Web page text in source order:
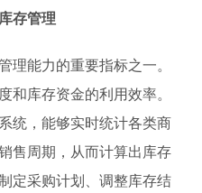
存管理
理能力的重要指标之一。
和库存资金的利用效率。
统，能够实时统计各类商
售周期，从而计算出库存
定采购计划、调整库存结